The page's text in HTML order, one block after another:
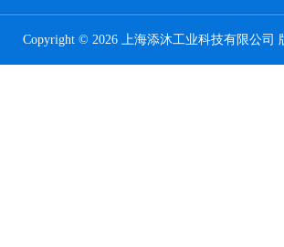
Copyright © 2026 上海添沐工业科技有限公司